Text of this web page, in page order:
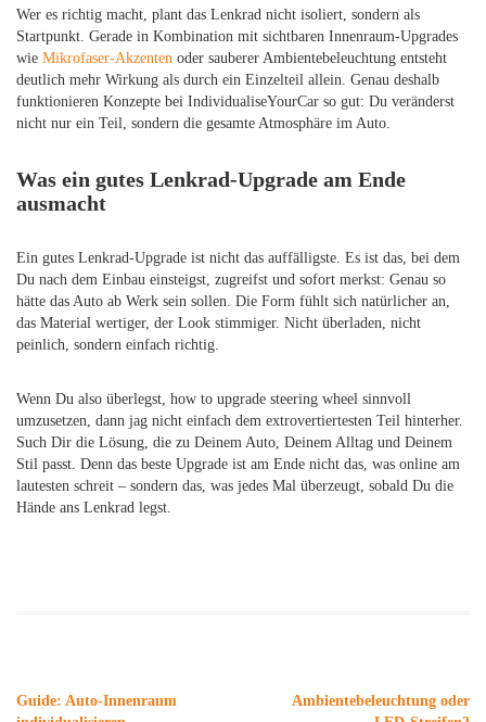
Wer es richtig macht, plant das Lenkrad nicht isoliert, sondern als
Startpunkt. Gerade in Kombination mit sichtbaren Innenraum-Upgrades
wie Mikrofaser-Akzenten oder sauberer Ambientebeleuchtung entsteht
deutlich mehr Wirkung als durch ein Einzelteil allein. Genau deshalb
funktionieren Konzepte bei IndividualiseYourCar so gut: Du veränderst
nicht nur ein Teil, sondern die gesamte Atmosphäre im Auto.
Was ein gutes Lenkrad-Upgrade am Ende
ausmacht
Ein gutes Lenkrad-Upgrade ist nicht das auffälligste. Es ist das, bei dem
Du nach dem Einbau einsteigst, zugreifst und sofort merkst: Genau so
hätte das Auto ab Werk sein sollen. Die Form fühlt sich natürlicher an,
das Material wertiger, der Look stimmiger. Nicht überladen, nicht
peinlich, sondern einfach richtig.
Wenn Du also überlegst, how to upgrade steering wheel sinnvoll
umzusetzen, dann jag nicht einfach dem extrovertiertesten Teil hinterher.
Such Dir die Lösung, die zu Deinem Auto, Deinem Alltag und Deinem
Stil passt. Denn das beste Upgrade ist am Ende nicht das, was online am
lautesten schreit – sondern das, was jedes Mal überzeugt, sobald Du die
Hände ans Lenkrad legst.
Beitragsnavigation
Guide: Auto-Innenraum
Ambientebeleuchtung oder